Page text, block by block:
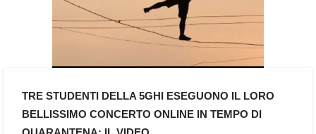
TRE STUDENTI DELLA 5GHI ESEGUONO IL LORO
BELLISSIMO CONCERTO ONLINE IN TEMPO DI